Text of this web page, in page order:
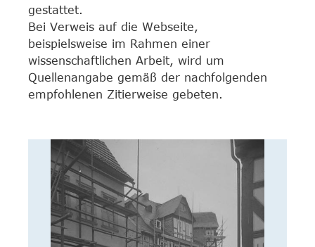
gestattet.
Bei Verweis auf die Webseite,
beispielsweise im Rahmen einer
wissenschaftlichen Arbeit, wird um
Quellenangabe gemäß der nachfolgenden
empfohlenen Zitierweise gebeten.